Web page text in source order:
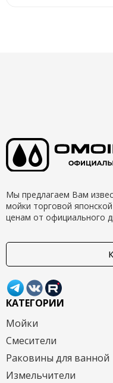
Мы предлагаем Вам
мойки торговой
ценам от официального
КАТЕГОРИИ
Мойки
Смесители
Раковины для ванной
Измельчители